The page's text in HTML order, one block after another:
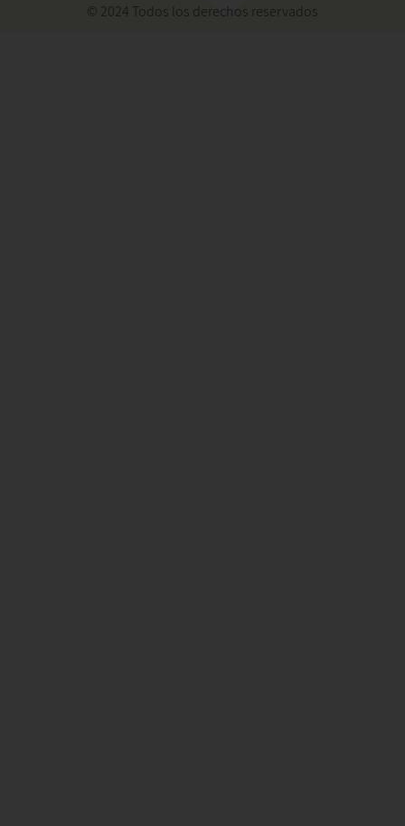
© 2024 Todos los derechos reservados